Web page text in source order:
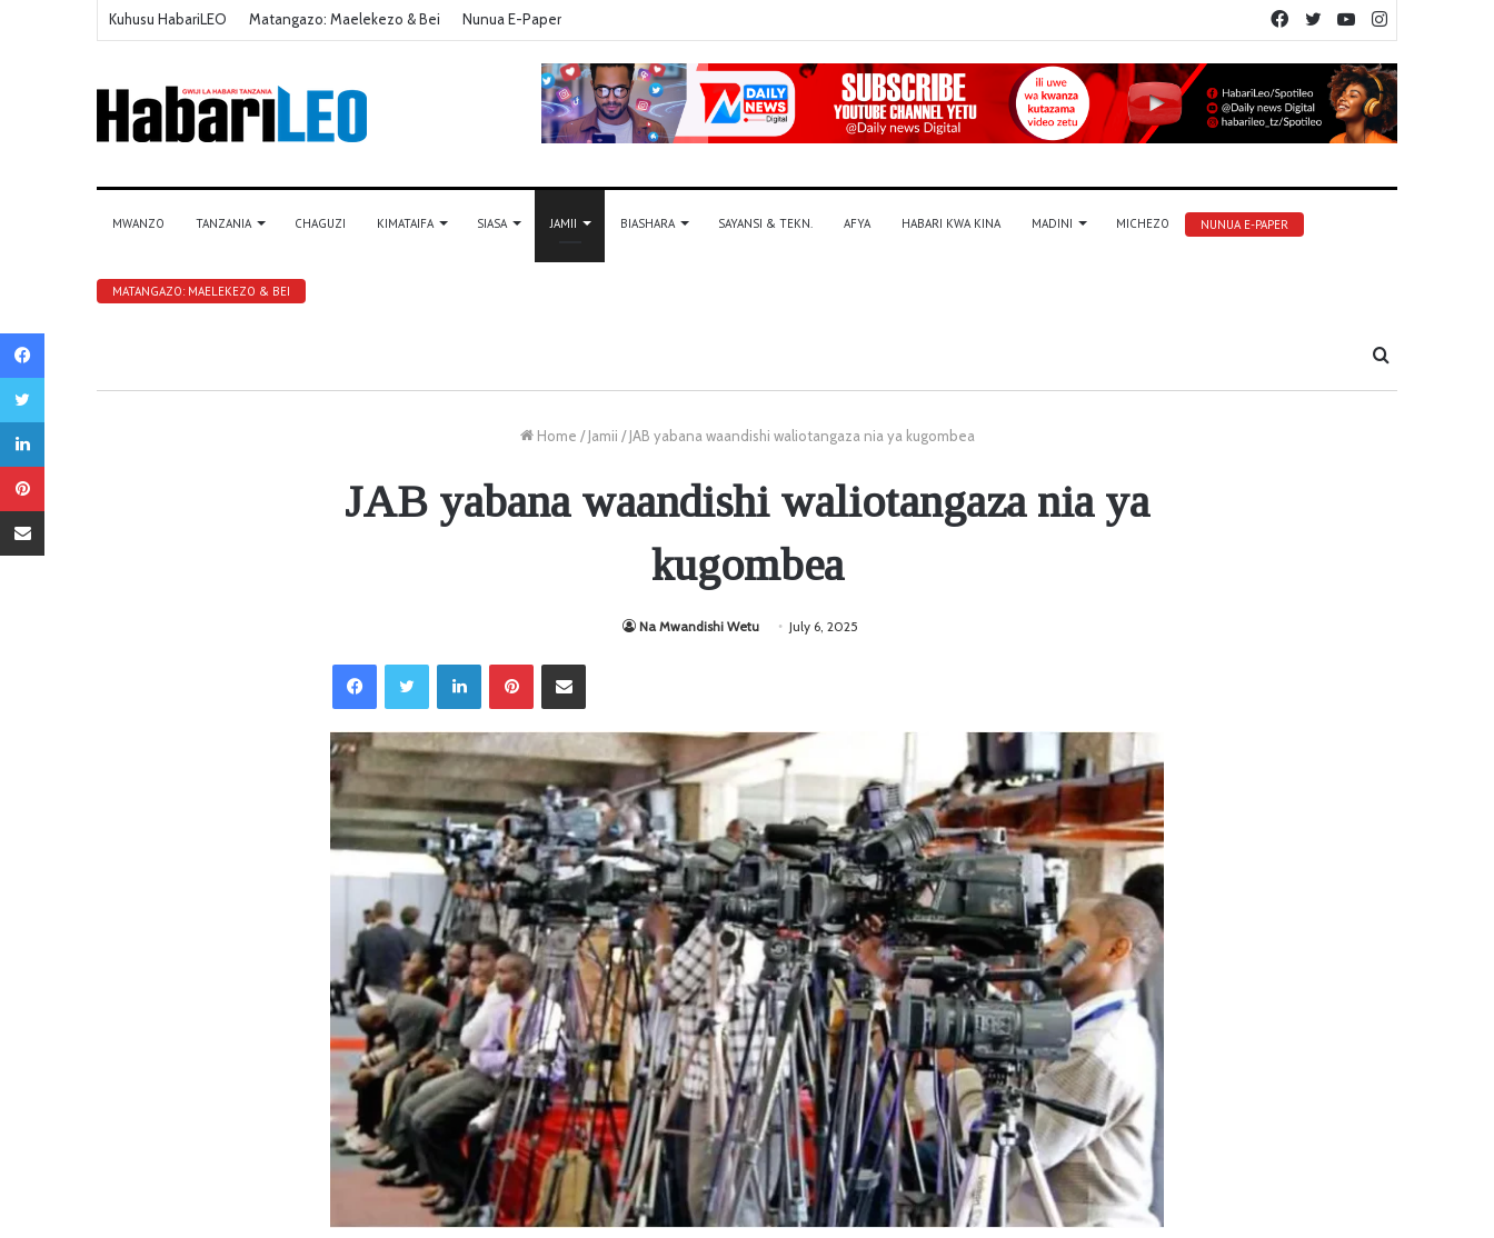
Kuhusu HabariLEO Matangazo: Maelekezo & Bei Nunua E-Paper YouTube
Twitter
Facebook
MWANZO TANZANIA CHAGUZI KIMATAIFA SIASA JAMII BIASHARA SAYANSI & TEKN. AFYA HABARI KWA KINA MADINI MICHEZO NUNUA E-PAPER
MATANGAZO: MAELEKEZO & BEI
Tafuta
Home / Jamii / JAB yabana waandishi waliotangaza nia ya kugombea
JAB yabana waandishi waliotangaza nia ya
kugombea
Na Mwandishi Wetu July 6, 2025
LinkedIn